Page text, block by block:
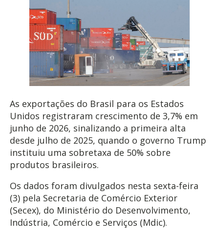
As exportações do Brasil para os Estados
Unidos registraram crescimento de 3,7% em
junho de 2026, sinalizando a primeira alta
desde julho de 2025, quando o governo Trump
instituiu uma sobretaxa de 50% sobre
produtos brasileiros.
Os dados foram divulgados nesta sexta-feira
(3) pela Secretaria de Comércio Exterior
(Secex), do Ministério do Desenvolvimento,
Indústria, Comércio e Serviços (Mdic).